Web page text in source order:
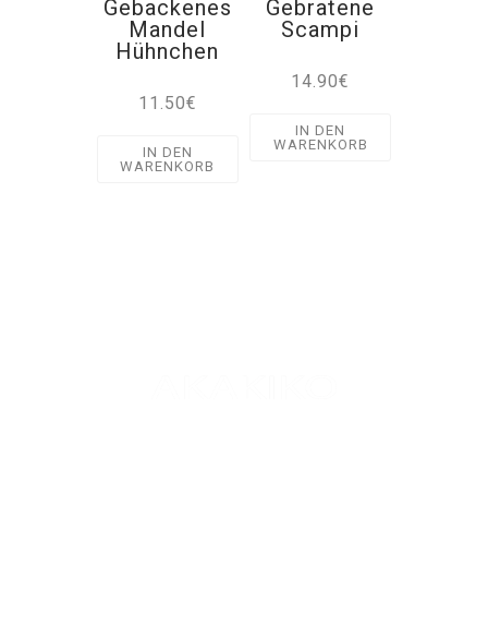
Gebackenes
Mandel
Hühnchen
11.50€
IN DEN
WARENKORB
Gebratene
Scampi
14.90€
IN DEN
WARENKORB